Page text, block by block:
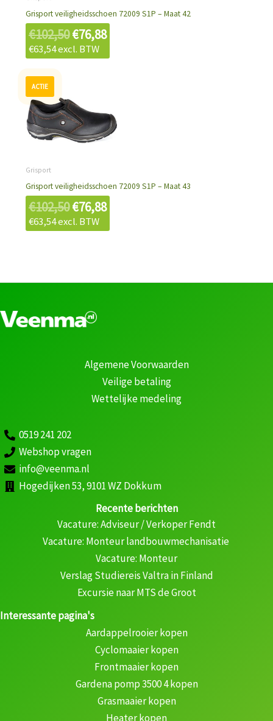
Grisport veiligheidsschoen 72009 S1P – Maat 42
€102,50€76,88
€63,54excl. BTW
Grisport
Grisport veiligheidsschoen 72009 S1P – Maat 43
€102,50
prijs
was:
€102,50.
€76,88
prijs
is:
€76,88.
€63,54excl. BTW
Algemene Voorwaarden
Veilige betaling
Wettelijke medeling
0519 241 202
Webshop vragen
info@veenma.nl
Hogedijken 53, 9101 WZ Dokkum
Recente berichten
Vacature: Adviseur / Verkoper Fendt
Vacature: Monteur landbouwmechanisatie
Vacature: Monteur
Verslag Studiereis Valtra in Finland
Excursie naar MTS de Groot
Interessante pagina's
Aardappelrooier kopen
Cyclomaaier kopen
Frontmaaier kopen
Gardena pomp 3500 4 kopen
Grasmaaier kopen
Heater kopen